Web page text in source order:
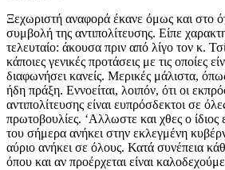
Ξεχωριστή αναφορά έκανε όμως και στο
συμβολή της αντιπολίτευσης. Είπε
τελευταίο: άκουσα πριν από λίγο τον κ.
κάποιες γενικές προτάσεις με τις οποίες
διαφωνήσει κανείς. Μερικές μάλιστα,
ήδη πράξη. Εννοείται, λοιπόν, ότι οι
αντιπολίτευσης είναι ευπρόσδεκτοι σε
πρωτοβουλίες. ‘Αλλωστε και χθες ο ίδιος
του σήμερα ανήκει στην εκλεγμένη
αύριο ανήκει σε όλους. Κατά συνέπεια
όπου και αν προέρχεται είναι